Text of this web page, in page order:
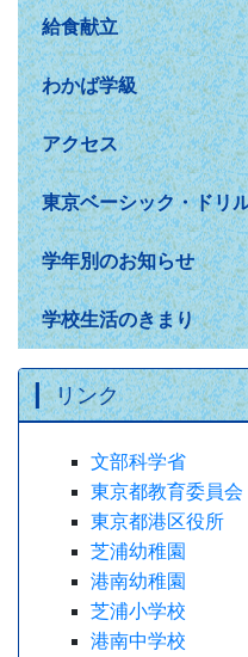
給食献立
わかば学級
アクセス
東京ベーシック・ドリ
学年別のお知らせ
学校生活のきまり
リンク
文部科学省
東京都教育委員会
東京都港区役所
芝浦幼稚園
港南幼稚園
芝浦小学校
港南中学校